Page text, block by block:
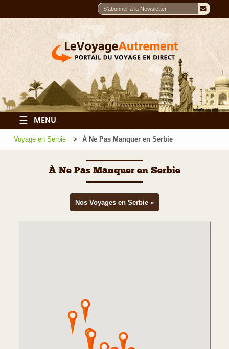
☰ MENU
Voyage en Serbie À Ne Pas Manquer en Serbie
À Ne Pas Manquer en Serbie
Nos Voyages en Serbie »